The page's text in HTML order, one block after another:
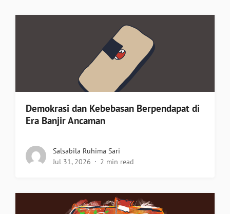
Demokrasi dan Kebebasan Berpendapat di
Era Banjir Ancaman
Salsabila Ruhima Sari
Jul 31, 2026
2 min read